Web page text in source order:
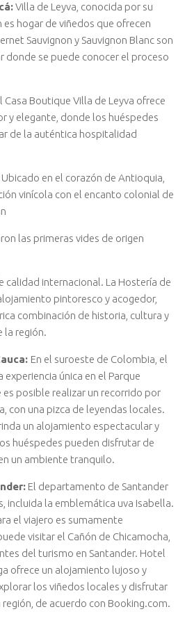
Villa de Leyva, conocida por su
hogar de viñedos que ofrecen
Sauvignon y Sauvignon Blanc son
donde se puede conocer el proceso
Boutique Villa de Leyva ofrece
y elegante, donde los huéspedes
de la auténtica hospitalidad
Ubicado en el corazón de Antioquia,
vinícola con el encanto colonial de
las primeras vides de origen
calidad internacional. La Hostería de
pintoresco y acogedor,
combinación de historia, cultura y
la región.
En el suroeste de Colombia, el
experiencia única en el Parque
es posible realizar un recorrido por
con una pizca de leyendas locales.
un alojamiento espectacular y
huéspedes pueden disfrutar de
un ambiente tranquilo.
El departamento de Santander
incluida la emblemática uva Isabella.
el viajero es sumamente
visitar el Cañón de Chicamocha,
del turismo en Santander. Hotel
ofrece un alojamiento lujoso y
los viñedos locales y disfrutar
de acuerdo con Booking.com.